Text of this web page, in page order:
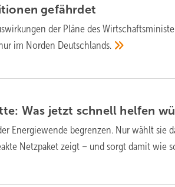
gefährdet
der Pläne des
im Norden Deutschlands.
Was jetzt schnell helfen
Energiewende begrenzen. Nur wählt sie
Netzpaket zeigt – und sorgt damit wie